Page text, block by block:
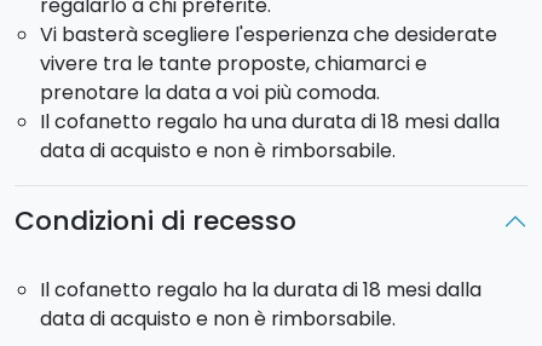
regalarlo a chi preferite.
Vi basterà scegliere l'esperienza che desiderate
vivere tra le tante proposte, chiamarci e
prenotare la data a voi più comoda.
Il cofanetto regalo ha una durata di 18 mesi dalla
data di acquisto e non è rimborsabile.
Condizioni di recesso
Il cofanetto regalo ha la durata di 18 mesi dalla
data di acquisto e non è rimborsabile.